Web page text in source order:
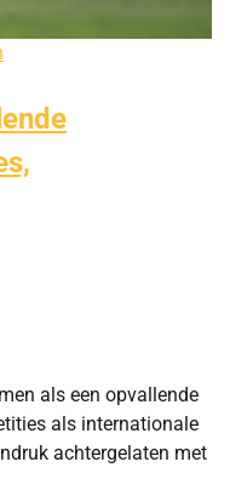
als een opvallende
als internationale
achtergelaten met